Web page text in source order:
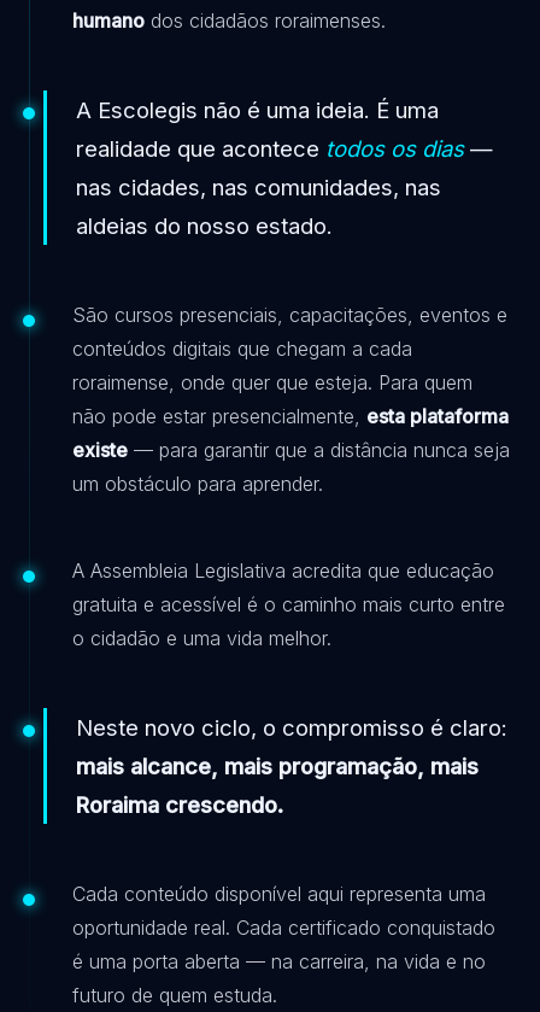
humano dos cidadãos roraimenses.
A Escolegis não é uma ideia. É uma
realidade que acontece todos os dias—
nas cidades, nas comunidades, nas
aldeias do nosso estado.
São cursos presenciais, capacitações, eventos e
conteúdos digitais que chegam a cada
roraimense, onde quer que esteja. Para quem
não pode estar presencialmente, esta plataforma
existe — para garantir que a distância nunca seja
um obstáculo para aprender.
A Assembleia Legislativa acredita que educação
gratuita e acessível é o caminho mais curto entre
o cidadão e uma vida melhor.
Neste novo ciclo, o compromisso é claro:
mais alcance, mais programação, mais
Roraima crescendo.
Cada conteúdo disponível aqui representa uma
oportunidade real. Cada certificado conquistado
é uma porta aberta — na carreira, na vida e no
futuro de quem estuda.